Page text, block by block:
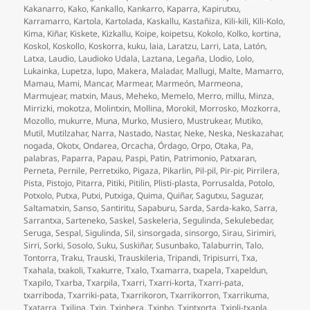
Kakanarro, Kako, Kankallo, Kankarro, Kaparra, Kapirutxu,
Karramarro, Kartola, Kartolada, Kaskallu, Kastañiza, Kili-kili, Kili-Kolo,
Kima, Kiñar, Kiskete, Kizkallu, Koipe, koipetsu, Kokolo, Kolko, kortina,
Koskol, Koskollo, Koskorra, kuku, laia, Laratzu, Larri, Lata, Latón,
Latxa, Laudio, Laudioko Udala, Laztana, Legaña, Llodio, Lolo,
Lukainka, Lupetza, lupo, Makera, Maladar, Mallugi, Malte, Mamarro,
Mamau, Mami, Mancar, Marmear, Marmeón, Marmeona,
Marmujear, matxin, Maus, Meheko, Memelo, Merro, millu, Minza,
Mirrizki, mokotza, Molintxin, Mollina, Morokil, Morrosko, Mozkorra,
Mozollo, mukurre, Muna, Murko, Musiero, Mustrukear, Mutiko,
Mutil, Mutilzahar, Narra, Nastado, Nastar, Neke, Neska, Neskazahar,
nogada,Okotx,Ondarea,Orcacha,Órdago,Orpo,Otaka, Pa,
palabras, Paparra, Papau, Paspi, Patin, Patrimonio, Patxaran,
Perneta, Pernile, Perretxiko, Pigaza, Pikarlin, Pil-pil, Pir-pir, Pirrilera,
Pista, Pistojo, Pitarra, Pitiki, Pitilin, Plisti-plasta, Porrusalda, Potolo,
Potxolo, Putxa, Putxi, Putxiga,Quima,Quiñar,Sagutxu,Saguzar,
Saltamatxin,Sanso,Santiritu,Sapaburu,Sarda,Sarda-kako,Sarra,
Sarrantxa,Sarteneko,Saskel,Saskeleria,Segulinda,Sekulebedar,
Seruga,Sespal,Sigulinda,Sil,sinsorgada,sinsorgo,Sirau,Sirimiri,
Sirri,Sorki,Sosolo,Suku,Suskiñar,Susunbako,Talaburrin,Talo,
Tontorra,Traku,Trauski,Trauskileria,Tripandi,Tripisurri,Txa,
Txahala,txakoli,Txakurre,Txalo,Txamarra,txapela,Txapeldun,
Txapilo,Txarba,Txarpila,Txarri,Txarri-korta,Txarri-pata,
txarriboda,Txarriki-pata,Txarrikoron,Txarrikorron,Txarrikuma,
Txatarra,Txilina,Txin,Txinbera,Txinbo,Txintxorta,Txipli-txapla,